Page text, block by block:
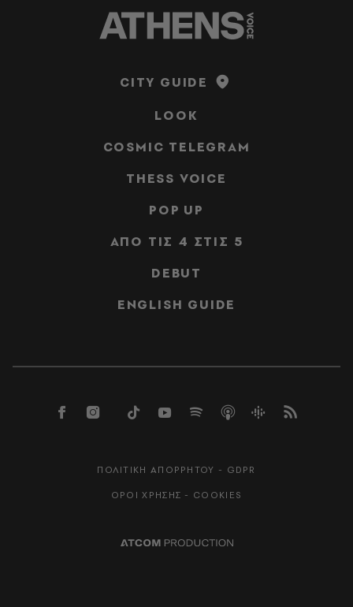
CITY GUIDE
LOOK
COSMIC TELEGRAM
THESS VOICE
POP UP
ΑΠΟ ΤΙΣ 4 ΣΤΙΣ 5
DEBUT
ENGLISH GUIDE
ΠΟΛΙΤΙΚΗ ΑΠΟΡΡΗΤΟΥ - GDPR
ΟΡΟΙ ΧΡΗΣΗΣ - COOKIES